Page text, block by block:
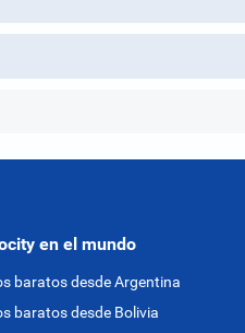
en el mundo
baratos desde Argentina
baratos desde Bolivia